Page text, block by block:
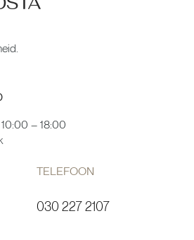
– 18:00
TELEFOON
030 227 2107